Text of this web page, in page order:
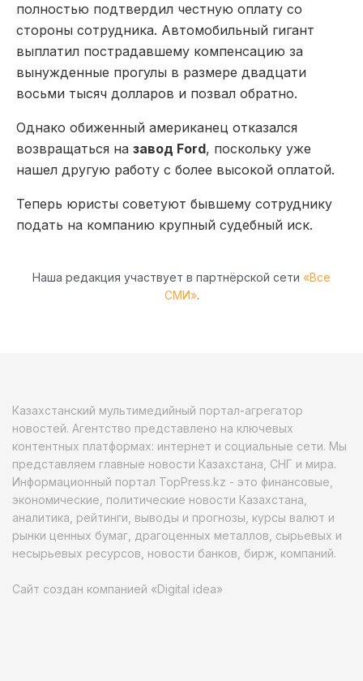
полностью подтвердил честную оплату со
стороны сотрудника. Автомобильный гигант
выплатил пострадавшему компенсацию за
вынужденные прогулы в размере двадцати
восьми тысяч долларов и позвал обратно.
Однако обиженный американец отказался
возвращаться на завод Ford, поскольку уже
нашел другую работу с более высокой оплатой.
Теперь юристы советуют бывшему сотруднику
подать на компанию крупный судебный иск.
Наша редакция участвует в партнёрской сети «Все
СМИ».
Казахстанский мультимедийный портал-агрегатор
новостей. Агентство представлено на ключевых
контентных платформах: интернет и социальные сети. Мы
представляем главные новости Казахстана, СНГ и мира.
Информационный портал TopPress.kz - это финансовые,
экономические, политические новости Казахстана,
аналитика, рейтинги, выводы и прогнозы, курсы валют и
рынки ценных бумаг, драгоценных металлов, сырьевых и
несырьевых ресурсов, новости банков, бирж, компаний.
Сайт создан компанией «Digital idea»